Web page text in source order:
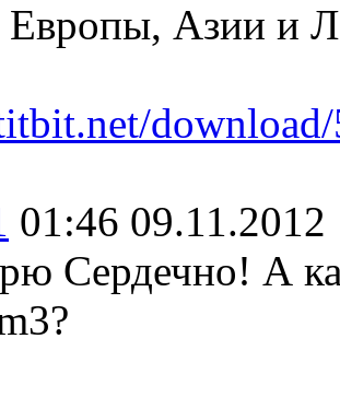
Европы, Азии и
01:46 09.11.2012
Сердечно! А